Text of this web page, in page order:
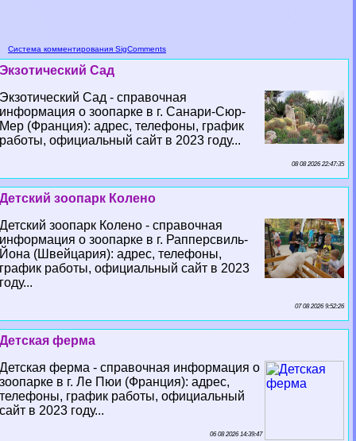
Система комментирования SigComments
Экзотический Сад
Экзотический Сад - справочная
информация о зоопарке в г. Санари-Сюр-
Мер (Франция): адрес, телефоны, график
работы, официальный сайт в 2023 году...
08 08 2026 22:47:35
Детский зоопарк Колено
Детский зоопарк Колено - справочная
информация о зоопарке в г. Рапперсвиль-
Йона (Швейцария): адрес, телефоны,
график работы, официальный сайт в 2023
году...
07 08 2026 9:52:26
Детская ферма
Детская ферма - справочная информация о
зоопарке в г. Ле Пюи (Франция): адрес,
телефоны, график работы, официальный
сайт в 2023 году...
06 08 2026 14:39:47